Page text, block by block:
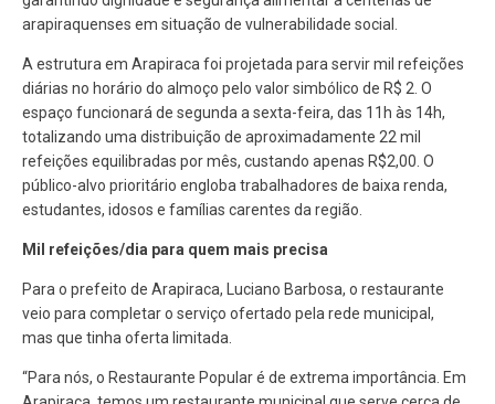
arapiraquenses em situação de vulnerabilidade social.
A estrutura em Arapiraca foi projetada para servir mil refeições
diárias no horário do almoço pelo valor simbólico de R$ 2. O
espaço funcionará de segunda a sexta-feira, das 11h às 14h,
totalizando uma distribuição de aproximadamente 22 mil
refeições equilibradas por mês, custando apenas R$2,00. O
público-alvo prioritário engloba trabalhadores de baixa renda,
estudantes, idosos e famílias carentes da região.
Mil refeições/dia para quem mais precisa
Para o prefeito de Arapiraca, Luciano Barbosa, o restaurante
veio para completar o serviço ofertado pela rede municipal,
mas que tinha oferta limitada.
“Para nós, o Restaurante Popular é de extrema importância. Em